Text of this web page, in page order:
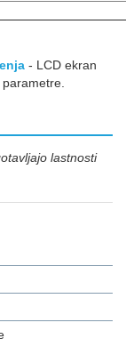
- LCD ekran
lastnosti